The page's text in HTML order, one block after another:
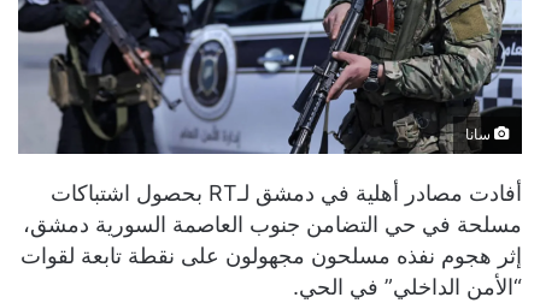
سانا
أفادت مصادر أهلية في دمشق لـRT بحصول اشتباكات
مسلحة في حي التضامن جنوب العاصمة السورية دمشق،
إثر هجوم نفذه مسلحون مجهولون على نقطة تابعة لقوات
“الأمن الداخلي” في الحي.